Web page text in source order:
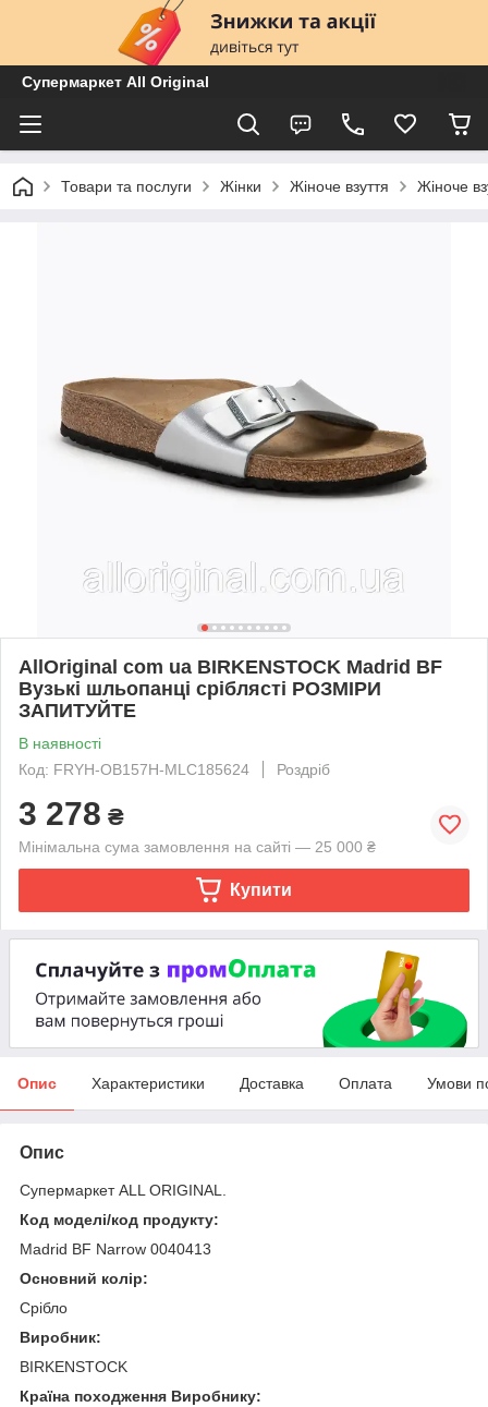
Супермаркет All Original
Товари та послуги Жінки Жіноче взуття Жіноче
AllOriginal com ua BIRKENSTOCK Madrid BF
Вузькі шльопанці сріблясті РОЗМІРИ
ЗАПИТУЙТЕ
В наявності
Код: FRYH-OB157H-MLC185624
Роздріб
3 278 ₴
Мінімальна сума замовлення на сайті — 25 000 ₴
Купити
Опис Характеристики Доставка Оплата Умови
Опис
Супермаркет ALL ORIGINAL.
Код моделі/код продукту:
Madrid BF Narrow 0040413
Основний колір:
Срібло
Виробник:
BIRKENSTOCK
Країна походження Виробнику: